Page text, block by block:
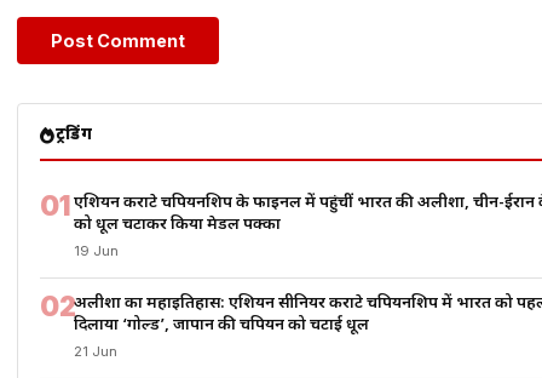
ट्रेंडिंग
01एशियन कराटे चैंपियनशिप के फाइनल में पहुंचीं भारत की अलीशा, चीन-ईरान
को धूल चटाकर किया मेडल पक्का
19 Jun
02अलीशा का महाइतिहास: एशियन सीनियर कराटे चैंपियनशिप में भारत को
दिलाया ‘गोल्ड’, जापान की चैंपियन को चटाई धूल
21 Jun